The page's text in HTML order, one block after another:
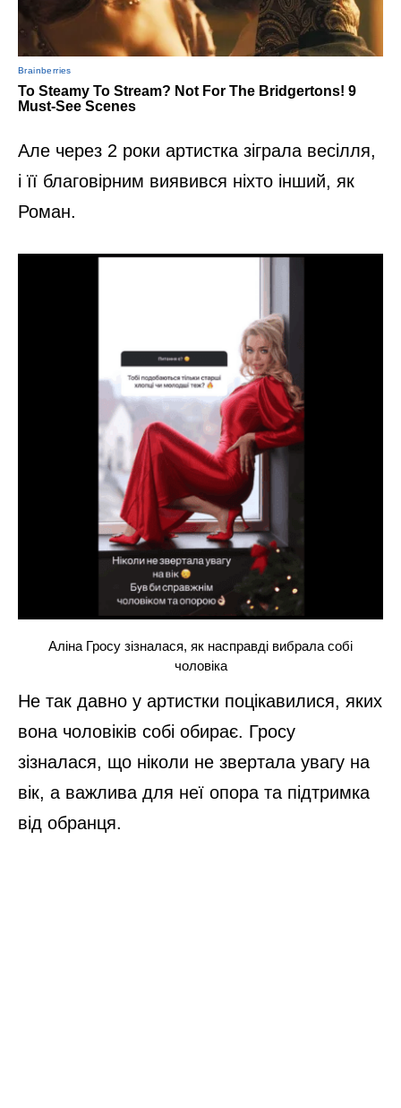
Але через 2 роки артистка зіграла весілля,
і її благовірним виявився ніхто інший, як
Роман.
Аліна Гросу зізналася, як насправді вибрала собі
чоловіка
Не так давно у артистки поцікавилися, яких
вона чоловіків собі обирає. Гросу
зізналася, що ніколи не звертала увагу на
вік, а важлива для неї опора та підтримка
від обранця.